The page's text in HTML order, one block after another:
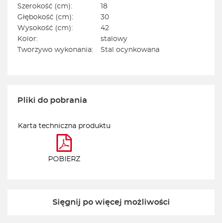
Szerokość (cm):
18
Głębokość (cm):
30
Wysokość (cm):
42
Kolor:
stalowy
Tworzywo wykonania:
Stal ocynkowana
Pliki do pobrania
Karta techniczna produktu
POBIERZ
Sięgnij po więcej możliwości